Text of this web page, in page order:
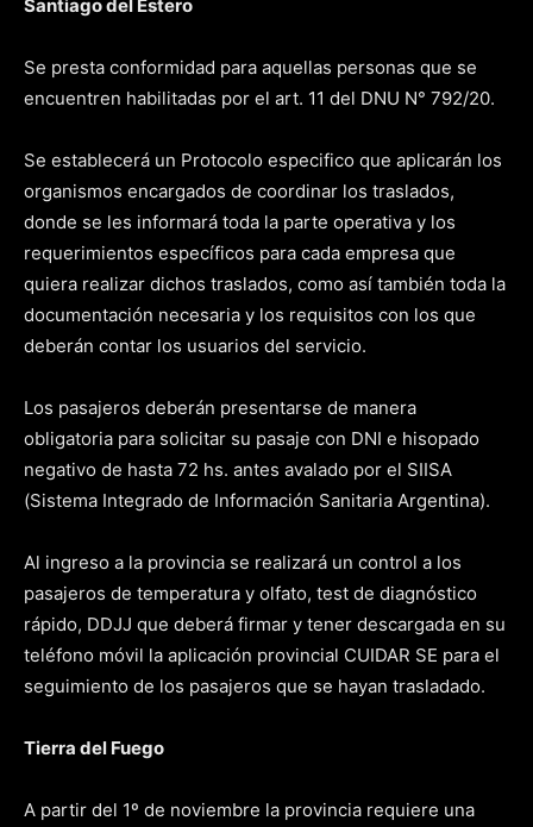
Santiago del Estero
Se presta conformidad para aquellas personas que se
encuentren habilitadas por el art. 11 del DNU N° 792/20.
Se establecerá un Protocolo especifico que aplicarán los
organismos encargados de coordinar los traslados,
donde se les informará toda la parte operativa y los
requerimientos específicos para cada empresa que
quiera realizar dichos traslados, como así también toda la
documentación necesaria y los requisitos con los que
deberán contar los usuarios del servicio.
Los pasajeros deberán presentarse de manera
obligatoria para solicitar su pasaje con DNI e hisopado
negativo de hasta 72 hs. antes avalado por el SIISA
(Sistema Integrado de Información Sanitaria Argentina).
Al ingreso a la provincia se realizará un control a los
pasajeros de temperatura y olfato, test de diagnóstico
rápido, DDJJ que deberá firmar y tener descargada en su
teléfono móvil la aplicación provincial CUIDAR SE para el
seguimiento de los pasajeros que se hayan trasladado.
Tierra del Fuego
A partir del 1º de noviembre la provincia requiere una